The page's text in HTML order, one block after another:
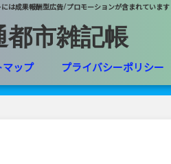
は成果報酬型広告/プロモーションが含まれています
都市雑記帳
マップ プライバシーポリシー